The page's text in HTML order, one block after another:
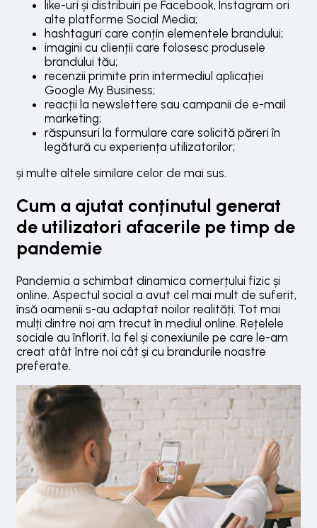
like-uri și distribuiri pe Facebook, Instagram ori
alte platforme Social Media;
hashtaguri care conțin elementele brandului;
imagini cu clienții care folosesc produsele
brandului tău;
recenzii primite prin intermediul aplicației
Google My Business;
reacții la newslettere sau campanii de e-mail
marketing;
răspunsuri la formulare care solicită păreri în
legătură cu experiența utilizatorilor;
și multe altele similare celor de mai sus.
Cum a ajutat conținutul generat
de utilizatori afacerile pe timp de
pandemie
Pandemia a schimbat dinamica comerțului fizic și
online. Aspectul social a avut cel mai mult de suferit,
însă oamenii s-au adaptat noilor realități. Tot mai
mulți dintre noi am trecut în mediul online. Rețelele
sociale au înflorit, la fel și conexiunile pe care le-am
creat atât între noi cât și cu brandurile noastre
preferate.